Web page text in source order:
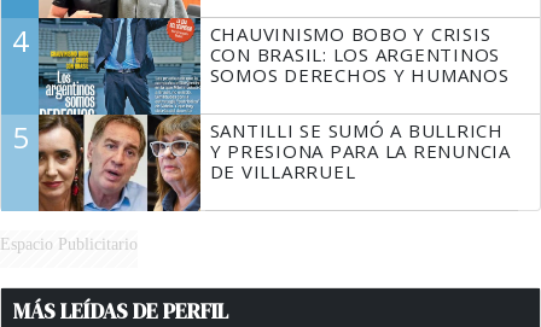
4
CHAUVINISMO BOBO Y CRISIS
CON BRASIL: LOS ARGENTINOS
SOMOS DERECHOS Y HUMANOS
5
SANTILLI SE SUMÓ A BULLRICH
Y PRESIONA PARA LA RENUNCIA
DE VILLARRUEL
Espacio Publicitario
MÁS LEÍDAS DE PERFIL